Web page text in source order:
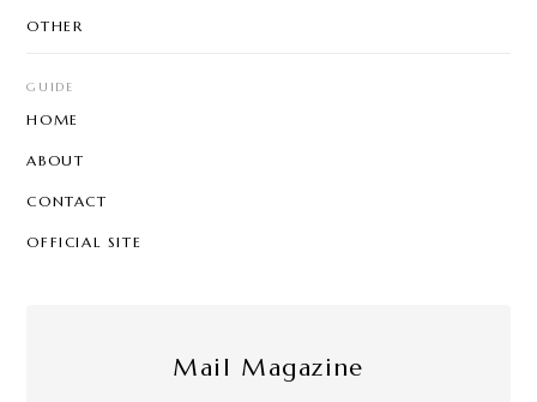
OTHER
GUIDE
HOME
ABOUT
CONTACT
OFFICIAL SITE
Mail Magazine